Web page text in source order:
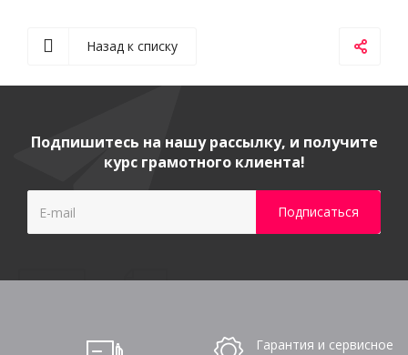
Назад к списку
Подпишитесь на нашу рассылку, и получите
курс грамотного клиента!
Гарантия и сервисное